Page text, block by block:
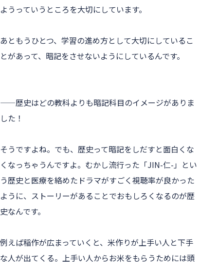
ようっていうところを大切にしています。
あともうひとつ、学習の進め方として大切にしているこ
とがあって、暗記をさせないようにしているんです。
——歴史はどの教科よりも暗記科目のイメージがありま
した！
そうですよね。でも、歴史って暗記をしだすと面白くな
くなっちゃうんですよ。むかし流行った「JIN-仁-」とい
う歴史と医療を絡めたドラマがすごく視聴率が良かった
ように、ストーリーがあることでおもしろくなるのが歴
史なんです。
例えば稲作が広まっていくと、米作りが上手い人と下手
な人が出てくる。上手い人からお米をもらうためには頭